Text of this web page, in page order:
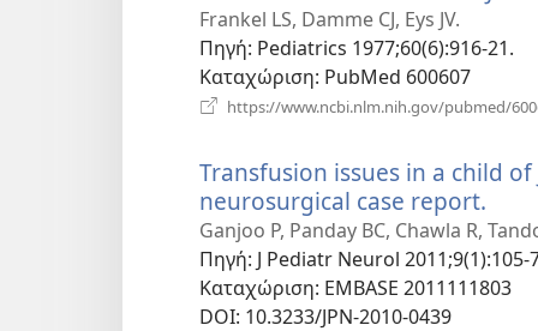
Frankel LS, Damme CJ, Eys JV.
Πηγή‎: Pediatrics 1977;60(6):916-21.
Καταχώριση‎: PubMed 600607
https://www.ncbi.nlm.nih.gov/pubmed/
Transfusion issues in a child
neurosurgical case report.
νέο
Ganjoo P, Panday BC, Chawla R,
Πηγή‎: J Pediatr Neurol 2011;9(1):105-
Καταχώριση‎: EMBASE 2011111803
DOI‎: 10.3233/JPN-2010-0439